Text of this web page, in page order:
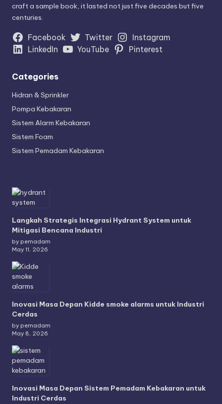
craft a sample book, it lasted not just five decades but five
centuries.
Facebook Twitter
Instagram
LinkedIn
YouTube Pinterest
Categories
Hidran & Sprinkler
Pompa Kebakaran
Sistem Alarm Kebakaran
Sistem Foam
Sistem Pemadam Kebakaran
Langkah Strategis Integrasi Hydrant System untuk
Mitigasi Bencana Industri
by pemadam
May 11, 2026
Inovasi Masa Depan Kidde smoke alarms untuk Industri
Cerdas
by pemadam
May 8, 2026
Inovasi Masa Depan Sistem Pemadam Kebakaran untuk
Industri Cerdas